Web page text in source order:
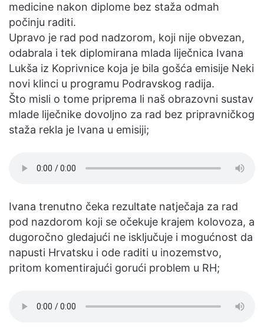
medicine nakon diplome bez staža odmah
počinju raditi.
Upravo je rad pod nadzorom, koji nije obvezan,
odabrala i tek diplomirana mlada liječnica Ivana
Lukša iz Koprivnice koja je bila gošća emisije Neki
novi klinci u programu Podravskog radija.
Što misli o tome priprema li naš obrazovni sustav
mlade liječnike dovoljno za rad bez pripravničkog
staža rekla je Ivana u emisiji;
Ivana trenutno čeka rezultate natječaja za rad
pod nazdorom koji se očekuje krajem kolovoza, a
dugoročno gledajući ne isključuje i mogućnost da
napusti Hrvatsku i ode raditi u inozemstvo,
pritom komentirajući gorući problem u RH;